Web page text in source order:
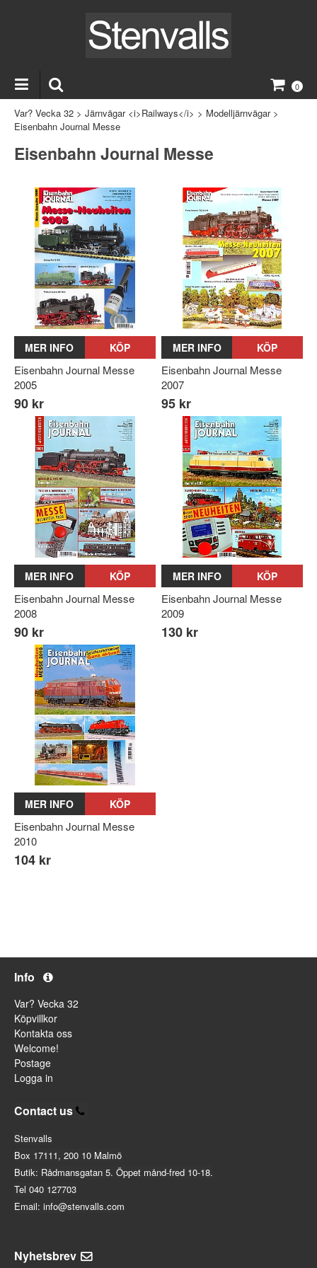
0
Var? Vecka 32 > Järnvägar <i>Railways</i> > Modelljärnvägar>
Eisenbahn Journal Messe
Eisenbahn Journal Messe
MER INFO KÖP
Eisenbahn Journal Messe
2005
90 kr
MER INFO KÖP
Eisenbahn Journal Messe
2007
95 kr
MER INFO KÖP
Eisenbahn Journal Messe
2008
90 kr
MER INFO KÖP
Eisenbahn Journal Messe
2009
130 kr
MER INFO KÖP
Eisenbahn Journal Messe
2010
104 kr
Info
Var? Vecka 32
Köpvillkor
Kontakta oss
Welcome!
Postage
Logga in
Contact us
Stenvalls
Box 17111, 200 10 Malmö
Butik: Rådmansgatan 5. Öppet månd-fred 10-18.
Tel 040 127703
Email: info@stenvalls.com
Nyhetsbrev